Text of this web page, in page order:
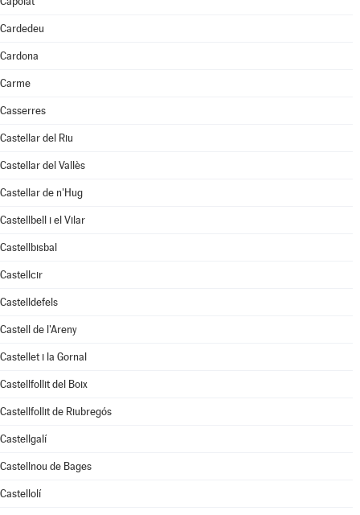
Cardedeu
Cardona
Carme
Casserres
Castellar del Riu
Castellar del Vallès
Castellar de n'Hug
Castellbell i el Vilar
Castellbisbal
Castellcir
Castelldefels
Castell de l'Areny
Castellet i la Gornal
Castellfollit del Boix
Castellfollit de Riubregós
Castellgalí
Castellnou de Bages
Castellolí